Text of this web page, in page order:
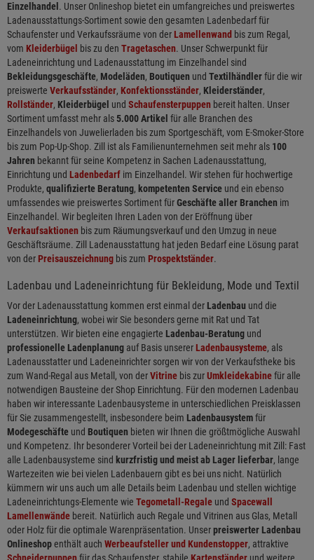
Einzelhandel . Unser Onlineshop bietet ein umfangreiches und preiswertes
Ladenausstattungs-Sortiment sowie den gesamten Ladenbedarf für
Schaufenster und Verkaufssräume von derLamellenwand bis zum Regal,
vom Kleiderbügel bis zu den Tragetaschen. Unser Schwerpunkt für
Ladeneinrichtung und Ladenausstattung im Einzelhandel sind
Bekleidungsgeschäfte, Modeläden, Boutiquen und Textilhändlerfür die wir
preiswerte Verkaufsständer, Konfektionsständer, Kleiderständer,
Rollständer, Kleiderbügel und Schaufensterpuppen bereit halten. Unser
Sortiment umfasst mehr als5.000 Artikel für alle Branchen des
Einzelhandels von Juwelierladen bis zum Sportgeschäft, vom E-Smoker-Store
bis zum Pop-Up-Shop. Zill ist als Familienunternehmen seit mehr als 100
Jahren bekannt für seine Kompetenz in Sachen Ladenausstattung,
Einrichtung und Ladenbedarf im Einzelhandel. Wir stehen für hochwertige
Produkte, qualifizierte Beratung, kompetenten Service und ein ebenso
umfassendes wie preiswertes Sortiment fürGeschäfte aller Branchen im
Einzelhandel. Wir begleiten Ihren Laden von der Eröffnung über
Verkaufsaktionen bis zum Räumungsverkauf und den Umzug in neue
Geschäftsräume. Zill Ladenausstattung hat jeden Bedarf eine Lösung parat
von derPreisauszeichnung bis zum Prospektständer.
Ladenbau und Ladeneinrichtung für Bekleidung, Mode und Textil
Vor der Ladenausstattung kommen erst einmal der Ladenbau und die
Ladeneinrichtung, wobei wir Sie besonders gerne mit Rat und Tat
unterstützen. Wir bieten eine engagierte Ladenbau-Beratung und
professionelle Ladenplanung auf Basis unsererLadenbausysteme, als
Ladenausstatter und Ladeneinrichter sorgen wir von der Verkaufstheke bis
zum Wand-Regal aus Metall, von derVitrine bis zurUmkleidekabinefür alle
notwendigen Bausteine der Shop Einrichtung. Für den modernen Ladenbau
haben wir interessante Ladenbausysteme in unterschiedlichen Preisklassen
für Sie zusammengestellt, insbesondere beim Ladenbausystemfür
Modegeschäfte und Boutiquen bieten wir Ihnen die größtmögliche Auswahl
und Kompetenz. Ihr besonderer Vorteil bei der Ladeneinrichtung mit Zill: Fast
alle Ladenbausysteme sind kurzfristig und meist ab Lager lieferbar, lange
Wartezeiten wie bei vielen Ladenbauern gibt es bei uns nicht. Natürlich
kümmern wir uns auch um alle Details beim Ladenbau und stellen wichtige
Ladeneinrichtungs-Elemente wie Tegometall-Regale und Spacewall
Lamellenwände bereit. Natürlich auch Regale und Vitrinen aus Glas, Metall
oder Holz für die optimale Warenpräsentation. Unserpreiswerter Ladenbau
Onlineshopenthält auch Werbeaufsteller und Kundenstopper, attraktive